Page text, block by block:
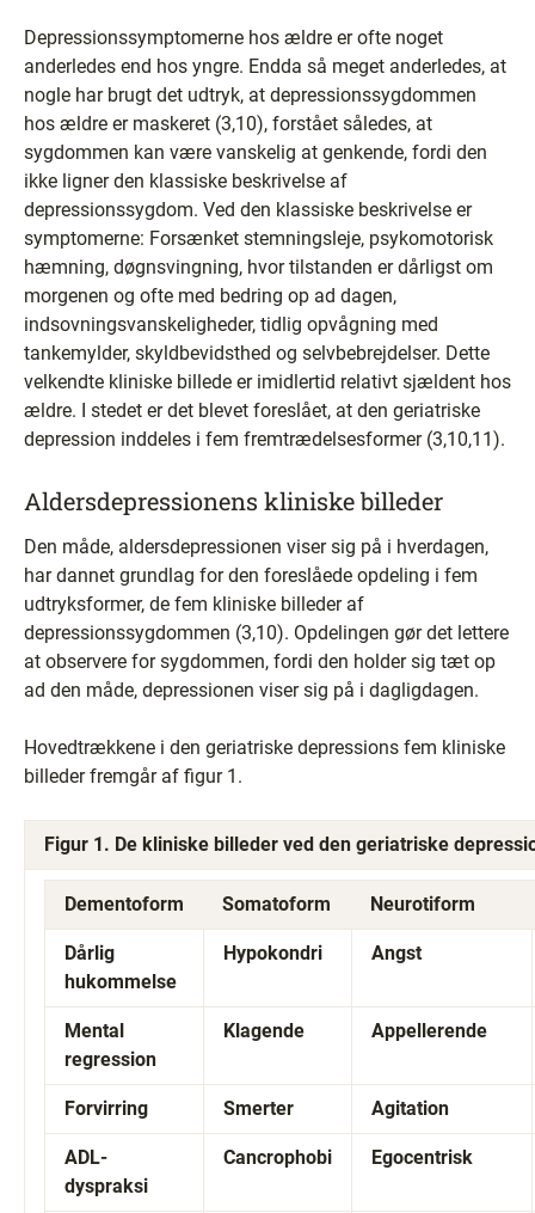
Depressionssymptomerne hos ældre er ofte noget
anderledes end hos yngre. Endda så meget anderledes, at
nogle har brugt det udtryk, at depressionssygdommen
hos ældre er maskeret (3,10), forstået således, at
sygdommen kan være vanskelig at genkende, fordi den
ikke ligner den klassiske beskrivelse af
depressionssygdom. Ved den klassiske beskrivelse er
symptomerne: Forsænket stemningsleje, psykomotorisk
hæmning, døgnsvingning, hvor tilstanden er dårligst om
morgenen og ofte med bedring op ad dagen,
indsovningsvanskeligheder, tidlig opvågning med
tankemylder, skyldbevidsthed og selvbebrejdelser. Dette
velkendte kliniske billede er imidlertid relativt sjældent hos
ældre. I stedet er det blevet foreslået, at den geriatriske
depression inddeles i fem fremtrædelsesformer (3,10,11).
Aldersdepressionens kliniske billeder
Den måde, aldersdepressionen viser sig på i hverdagen,
har dannet grundlag for den foreslåede opdeling i fem
udtryksformer, de fem kliniske billeder af
depressionssygdommen (3,10). Opdelingen gør det lettere
at observere for sygdommen, fordi den holder sig tæt op
ad den måde, depressionen viser sig på i dagligdagen.
Hovedtrækkene i den geriatriske depressions fem kliniske
billeder fremgår af figur 1.
Figur 1. De kliniske billeder ved den geriatriske
Dementoform Somatoform Neurotiform
Dårlig
hukommelse
Hypokondri Angst
Mental
regression
Klagende Appellerende
Forvirring Smerter Agitation
ADL-
dyspraksi
Cancrophobi Egocentrisk